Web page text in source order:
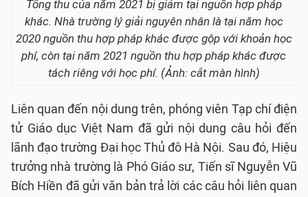
Tổng thu của năm 2021 bị giảm tại nguồn hợp pháp
khác. Nhà trường lý giải nguyên nhân là tại năm học
2020 nguồn thu hợp pháp khác được gộp với khoản học
phí, còn tại năm 2021 nguồn thu hợp pháp khác được
tách riêng với học phí. (Ảnh: cắt màn hình)
Liên quan đến nội dung trên, phóng viên Tạp chí điện
tử Giáo dục Việt Nam đã gửi nội dung câu hỏi đến
lãnh đạo trường Đại học Thủ đô Hà Nội. Sau đó, Hiệu
trưởng nhà trường là Phó Giáo sư, Tiến sĩ Nguyễn Vũ
Bích Hiền đã gửi văn bản trả lời các câu hỏi liên quan